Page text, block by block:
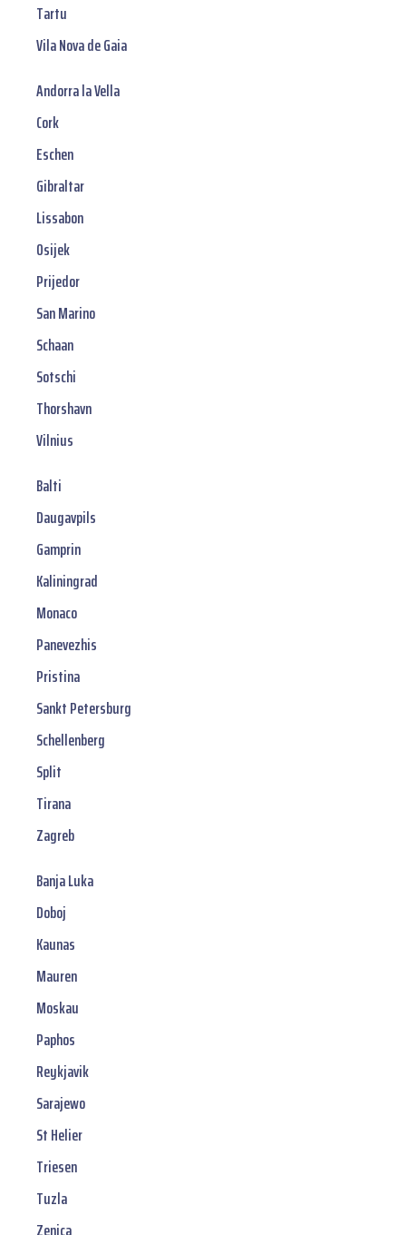
Tartu
Vila Nova de Gaia
Andorra la Vella
Cork
Eschen
Gibraltar
Lissabon
Osijek
Prijedor
San Marino
Schaan
Sotschi
Thorshavn
Vilnius
Balti
Daugavpils
Gamprin
Kaliningrad
Monaco
Panevezhis
Pristina
Sankt Petersburg
Schellenberg
Split
Tirana
Zagreb
Banja Luka
Doboj
Kaunas
Mauren
Moskau
Paphos
Reykjavik
Sarajewo
St Helier
Triesen
Tuzla